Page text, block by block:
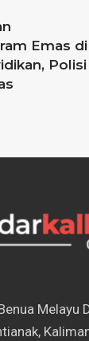
Emas di
Polisi
Melayu